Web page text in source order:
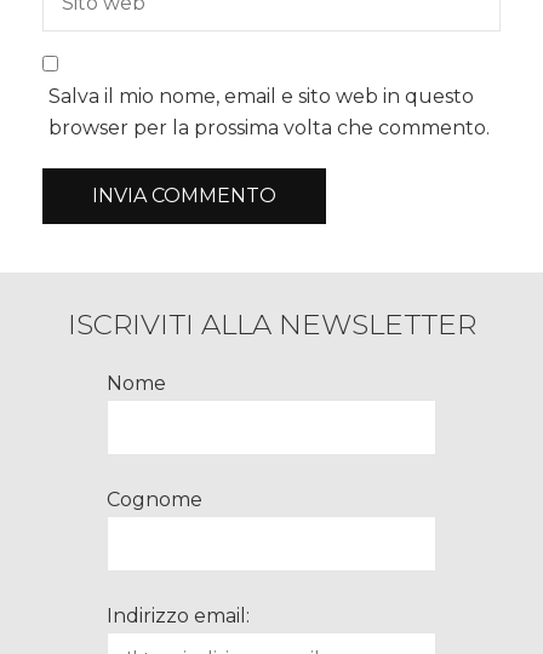
Salva il mio nome, email e sito web in questo
browser per la prossima volta che commento.
ISCRIVITI ALLA NEWSLETTER
Nome
Cognome
Indirizzo email: